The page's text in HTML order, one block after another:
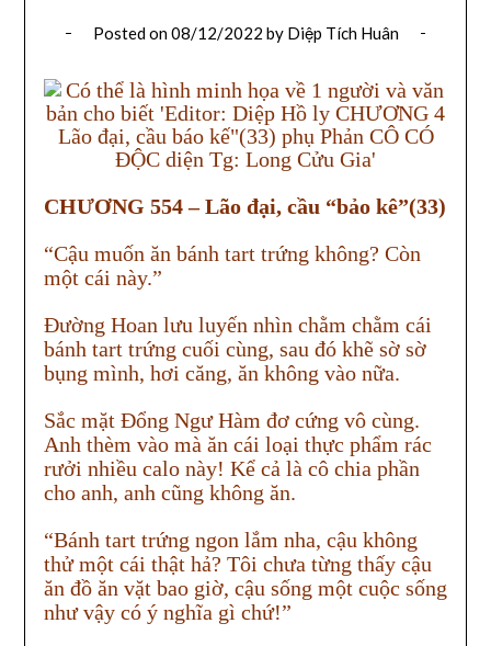
Posted on08/12/2022 by Diệp Tích Huân
CHƯƠNG 554 – Lão đại, cầu “bảo kê”(33)
“Cậu muốn ăn bánh tart trứng không? Còn
một cái này.”
Đường Hoan lưu luyến nhìn chằm chằm cái
bánh tart trứng cuối cùng, sau đó khẽ sờ sờ
bụng mình, hơi căng, ăn không vào nữa.
Sắc mặt Đổng Ngư Hàm đơ cứng vô cùng.
Anh thèm vào mà ăn cái loại thực phẩm rác
rưởi nhiều calo này! Kể cả là cô chia phần
cho anh, anh cũng không ăn.
“Bánh tart trứng ngon lắm nha, cậu không
thử một cái thật hả? Tôi chưa từng thấy cậu
ăn đồ ăn vặt bao giờ, cậu sống một cuộc sống
như vậy có ý nghĩa gì chứ!”